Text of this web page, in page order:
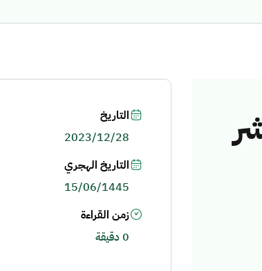
التاريخ
2023/12/28
التاريخ الهجري
15/06/1445
زمن القراءة
0 دقيقة